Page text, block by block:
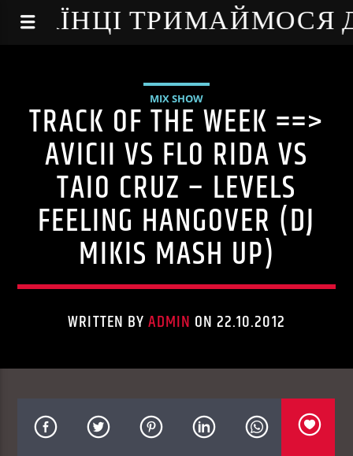
- УКРАЇНЦІ
MIX SHOW
TRACK OF THE WEEK ==>
AVICII VS FLO RIDA VS
TAIO CRUZ – LEVELS
FEELING HANGOVER (DJ
MIKIS MASH UP)
WRITTEN BYADMIN ON 22.10.2012